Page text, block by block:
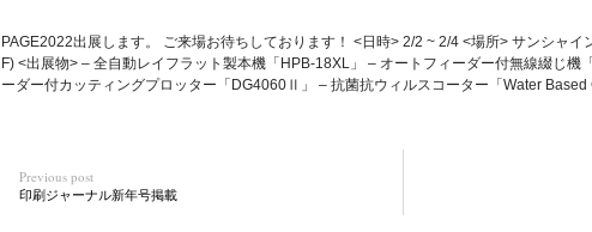
PAGE2022出展します。 ご来場お待ちしております！ <日時> 2/2 ~ 2/4 <場所> サンシャイ
F) <出展物> – 全自動レイフラット製本機「HPB-18XL」 – オートフィーダー付無線綴じ機
ーダー付カッティングプロッター「DG4060Ⅱ」 – 抗菌抗ウィルスコーター「Water Based
Previous post
印刷ジャーナル新年号掲載